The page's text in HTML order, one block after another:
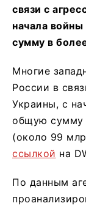
связи с
начала
сумму в
Многие
России в
Украины, с
общую сумму
(около 99
ссылкой на
По данным